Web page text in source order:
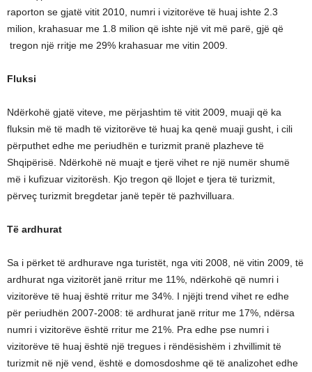
raporton se gjatë vitit 2010, numri i vizitorëve të huaj ishte 2.3
milion, krahasuar me 1.8 milion që ishte një vit më parë, gjë që
tregon një rritje me 29% krahasuar me vitin 2009.
Fluksi
Ndërkohë gjatë viteve, me përjashtim të vitit 2009, muaji që ka
fluksin më të madh të vizitorëve të huaj ka qenë muaji gusht, i cili
përputhet edhe me periudhën e turizmit pranë plazheve të
Shqipërisë. Ndërkohë në muajt e tjerë vihet re një numër shumë
më i kufizuar vizitorësh. Kjo tregon që llojet e tjera të turizmit,
përveç turizmit bregdetar janë tepër të pazhvilluara.
Të ardhurat
Sa i përket të ardhurave nga turistët, nga viti 2008, në vitin 2009, të
ardhurat nga vizitorët janë rritur me 11%, ndërkohë që numri i
vizitorëve të huaj është rritur me 34%. I njëjti trend vihet re edhe
për periudhën 2007-2008: të ardhurat janë rritur me 17%, ndërsa
numri i vizitorëve është rritur me 21%. Pra edhe pse numri i
vizitorëve të huaj është një tregues i rëndësishëm i zhvillimit të
turizmit në një vend, është e domosdoshme që të analizohet edhe